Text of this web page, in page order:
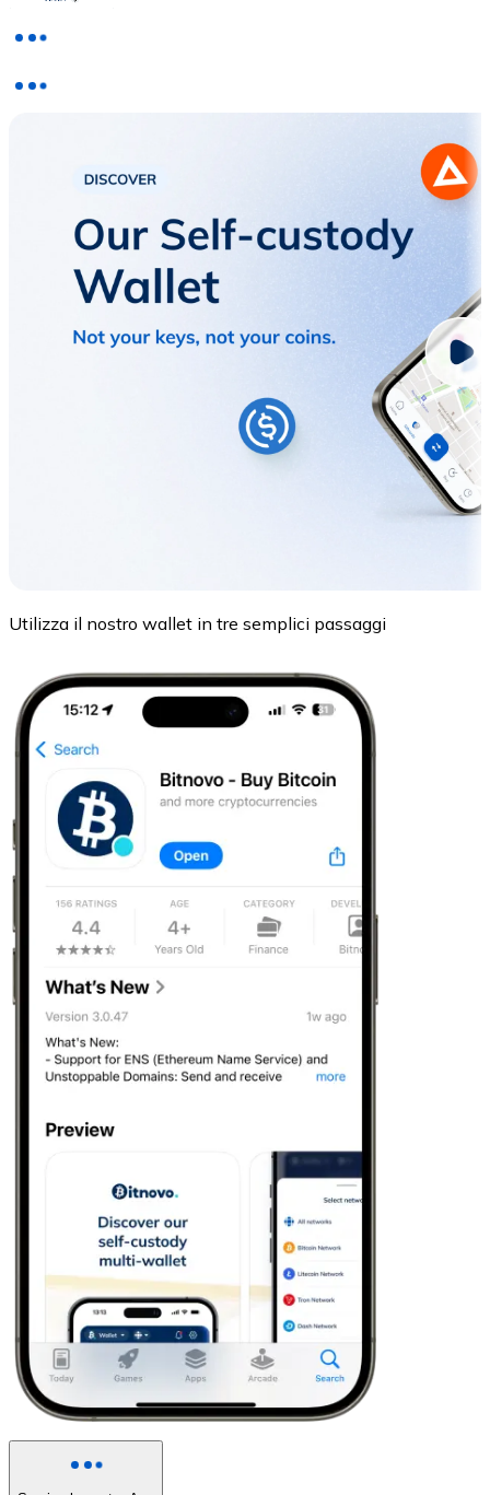
Utilizza il nostro wallet in tre semplici passaggi